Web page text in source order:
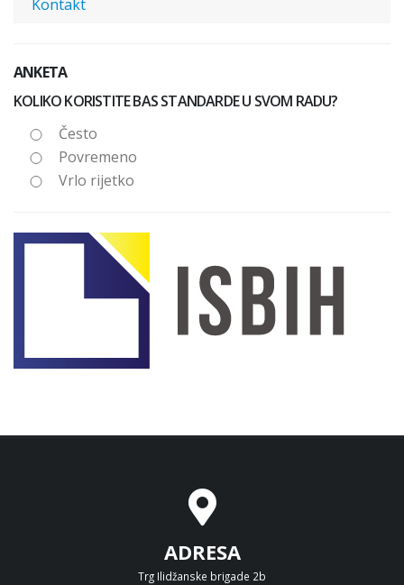
Kontakt
ANKETA
KOLIKO KORISTITE BAS STANDARDE U SVOM RADU?
Često
Povremeno
Vrlo rijetko
ADRESA
Trg Ilidžanske brigade 2b